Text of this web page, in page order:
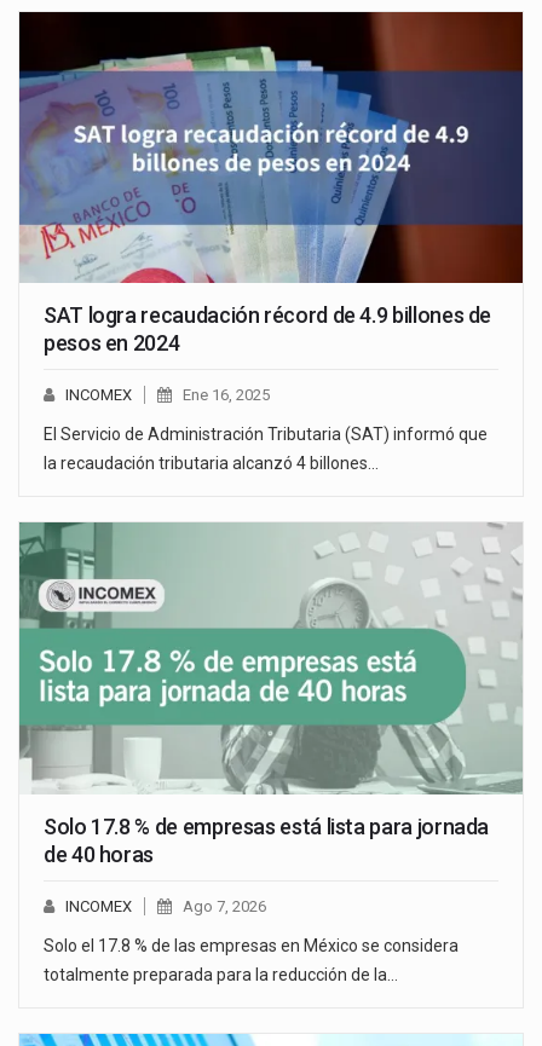
SAT logra recaudación récord de 4.9 billones de
pesos en 2024
INCOMEX Ene 16, 2025
El Servicio de Administración Tributaria (SAT) informó que
la recaudación tributaria alcanzó 4 billones…
Solo 17.8 % de empresas está lista para jornada
de 40 horas
INCOMEX Ago 7, 2026
Solo el 17.8 % de las empresas en México se considera
totalmente preparada para la reducción de la…